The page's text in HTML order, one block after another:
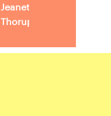
Jeanette
Thorup